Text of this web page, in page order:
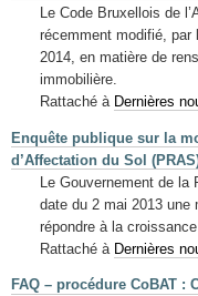
Le Code Bruxellois de
récemment modifié, par
2014, en matière de
immobilière.
Rattaché à Dernières
Enquête publique sur la
d’Affectation du Sol
Le Gouvernement de la
date du 2 mai 2013 une
répondre à la
Rattaché à Dernières
FAQ – procédure CoBAT :